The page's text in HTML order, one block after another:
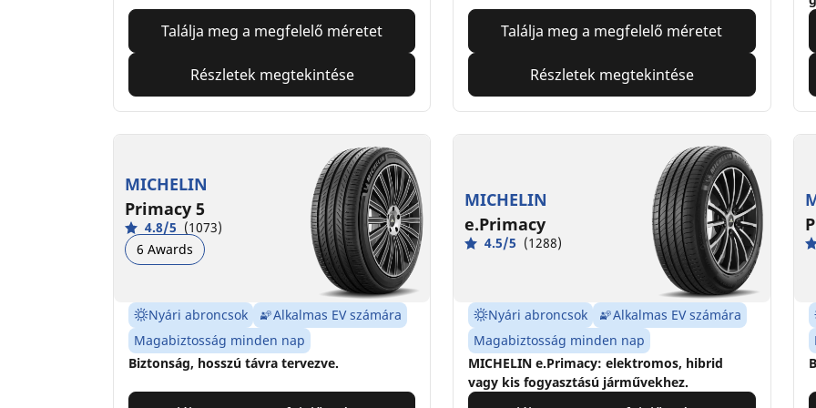
Találja meg a megfelelő méretet
Részletek megtekintése
Találja meg a megfelelő méretet
Részletek megtekintése
MICHELIN
Primacy 5
4.8/5 (1073)
6 Awards
Nyári abroncsok
Alkalmas EV számára
Magabiztosság minden nap
Biztonság, hosszú távra tervezve.
MICHELIN
e.Primacy
4.5/5 (1288)
Nyári abroncsok
Alkalmas EV számára
Magabiztosság minden nap
MICHELIN e.Primacy: elektromos, hibrid
vagy kis fogyasztású járművekhez.